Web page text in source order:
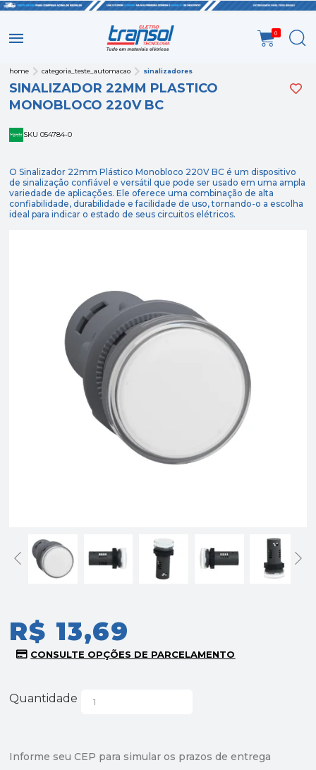
0
home categoria_teste_automacao sinalizadores
SINALIZADOR 22MM PLASTICO
MONOBLOCO 220V BC
SKU 054784-0
O Sinalizador 22mm Plástico Monobloco 220V BC é um dispositivo
de sinalização confiável e versátil que pode ser usado em uma ampla
variedade de aplicações. Ele oferece uma combinação de alta
confiabilidade, durabilidade e facilidade de uso, tornando-o a escolha
ideal para indicar o estado de seus circuitos elétricos.
R$ 13,69
Quantidade